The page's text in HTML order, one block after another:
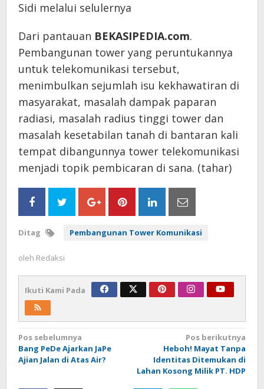
Sidi melalui selulernya
Dari pantauan BEKASIPEDIA.com.
Pembangunan tower yang peruntukannya
untuk telekomunikasi tersebut,
menimbulkan sejumlah isu kekhawatiran di
masyarakat, masalah dampak paparan
radiasi, masalah radius tinggi tower dan
masalah kesetabilan tanah di bantaran kali
tempat dibangunnya tower telekomunikasi
menjadi topik pembicaran di sana. (tahar)
Ditag Pembangunan Tower Komunikasi
oleh Redaksi
Ikuti Kami Pada
Navigasi
pos
Pos sebelumnya
Bang PeDe Ajarkan JaPe
Ajian Jalan di Atas Air?
Pos berikutnya
Heboh! Mayat Tanpa
Identitas Ditemukan di
Lahan Kosong Milik PT. HDP